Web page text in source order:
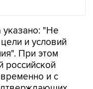
указано: "Не
и условий
При этом
российской
и с